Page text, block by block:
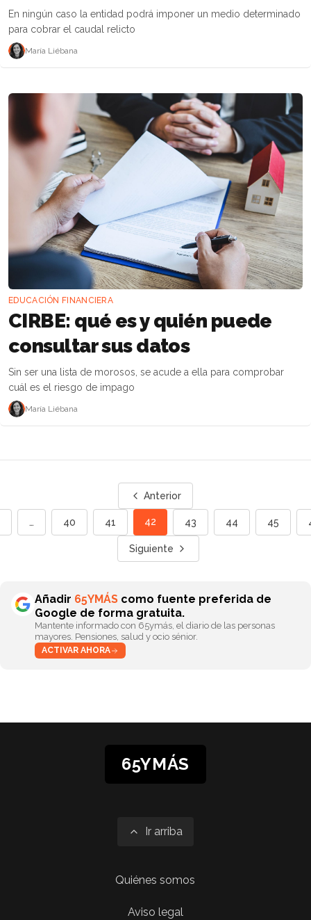
En ningún caso la entidad podrá imponer un medio determinado
para cobrar el caudal relicto
María Liébana
EDUCACIÓN FINANCIERA
CIRBE: qué es y quién puede
consultar sus datos
Sin ser una lista de morosos, se acude a ella para comprobar
cuál es el riesgo de impago
María Liébana
Anterior
… 40 41 42 43 44 45
Siguiente
Añadir 65YMÁS como fuente preferida de
Google de forma gratuita.
Mantente informado con 65ymás, el diario de las personas
mayores. Pensiones, salud y ocio sénior.
ACTIVAR AHORA
65YMÁS
Ir arriba
Quiénes somos
Aviso legal